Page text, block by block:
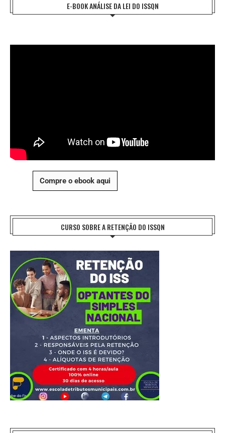
E-BOOK ANÁLISE DA LEI DO ISSQN
Compre o ebook aqui
CURSO SOBRE A RETENÇÃO DO ISSQN